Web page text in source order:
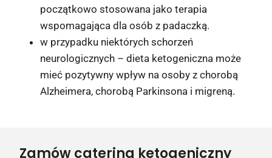
początkowo stosowana jako terapia
wspomagająca dla osób z padaczką.
w przypadku niektórych schorzeń
neurologicznych – dieta ketogeniczna może
mieć pozytywny wpływ na osoby z chorobą
Alzheimera, chorobą Parkinsona i migreną.
Zamów catering ketogeniczny